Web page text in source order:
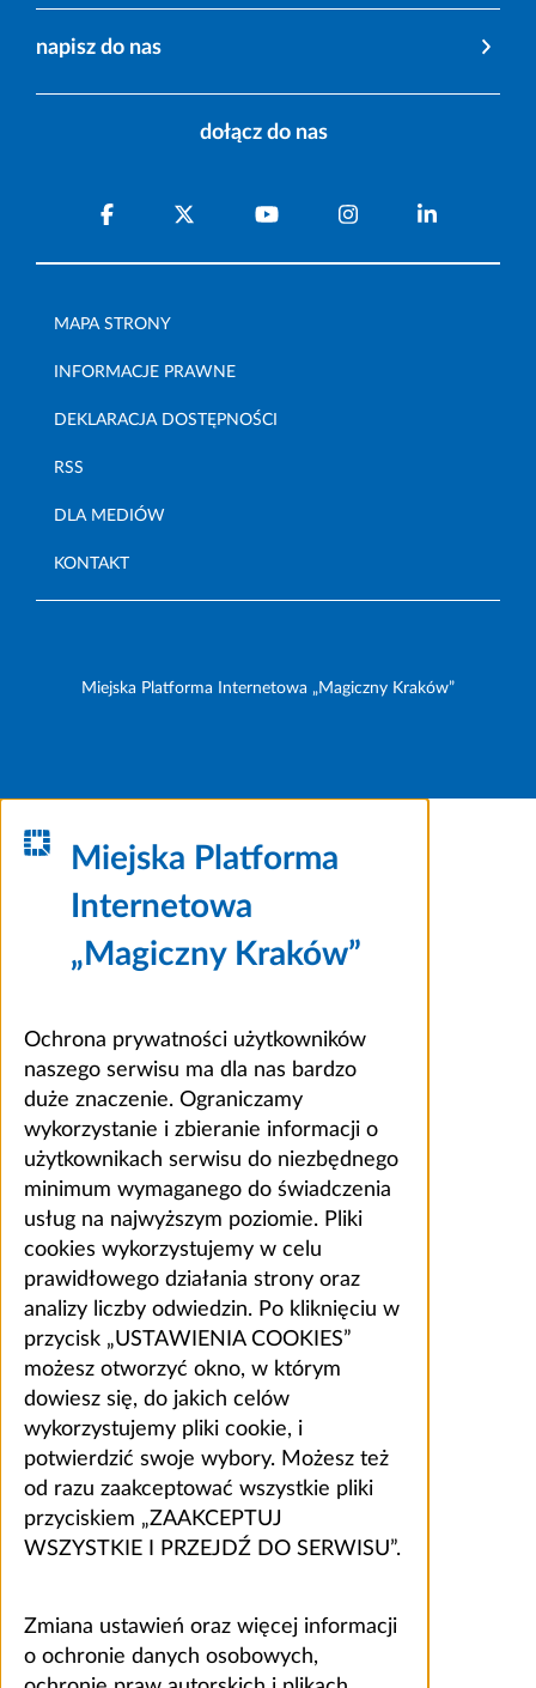
napisz do nas
dołącz do nas
MAPA STRONY
INFORMACJE PRAWNE
DEKLARACJA DOSTĘPNOŚCI
RSS
DLA MEDIÓW
KONTAKT
Miejska Platforma Internetowa „Magiczny Kraków”
Miejska Platforma
Internetowa
„Magiczny Kraków”
Ochrona prywatności użytkowników
naszego serwisu ma dla nas bardzo
duże znaczenie. Ograniczamy
wykorzystanie i zbieranie informacji o
użytkownikach serwisu do niezbędnego
minimum wymaganego do świadczenia
usług na najwyższym poziomie. Pliki
cookies wykorzystujemy w celu
prawidłowego działania strony oraz
analizy liczby odwiedzin. Po kliknięciu w
przycisk „USTAWIENIA COOKIES”
możesz otworzyć okno, w którym
dowiesz się, do jakich celów
wykorzystujemy pliki cookie, i
potwierdzić swoje wybory. Możesz też
od razu zaakceptować wszystkie pliki
przyciskiem „ZAAKCEPTUJ
WSZYSTKIE I PRZEJDŹ DO SERWISU”.
Zmiana ustawień oraz więcej informacji
o ochronie danych osobowych,